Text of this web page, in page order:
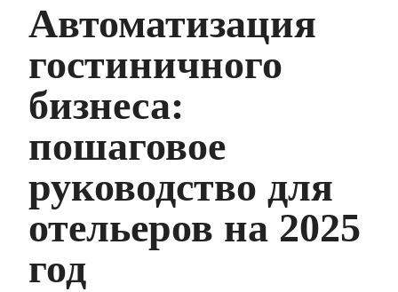
Автоматизация
гостиничного
бизнеса:
пошаговое
руководство для
отельеров на 2025
год